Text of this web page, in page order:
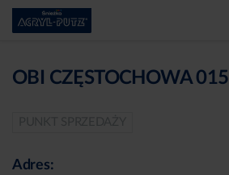
OBI CZĘSTOCHOWA 015
Adres: